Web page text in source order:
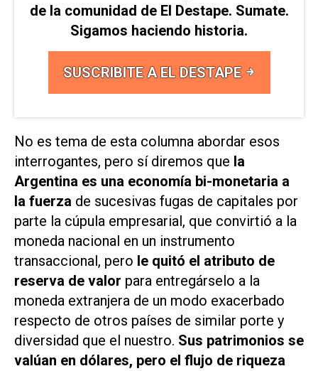
de la comunidad de El Destape. Sumate.
Sigamos haciendo historia.
SUSCRIBITE A EL DESTAPE
No es tema de esta columna abordar esos
interrogantes, pero sí diremos que la
Argentina es una economía bi-monetaria a
la fuerza de sucesivas fugas de capitales por
parte la cúpula empresarial, que convirtió a la
moneda nacional en un instrumento
transaccional, pero le quitó el atributo de
reserva de valor para entregárselo a la
moneda extranjera de un modo exacerbado
respecto de otros países de similar porte y
diversidad que el nuestro. Sus patrimonios se
valúan en dólares, pero el flujo de riqueza